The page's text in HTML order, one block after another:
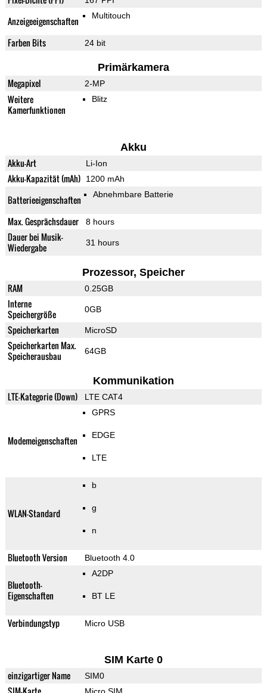
Anzeigeeigenschaften Multitouch
Farben Bits 24 bit
Primärkamera
Megapixel 2-MP
Weitere
Kamerfunktionen
Blitz
Akku
Akku-Art Li-Ion
Akku-Kapazität (mAh) 1200 mAh
Batterieeigenschaften Abnehmbare Batterie
Max. Gesprächsdauer 8 hours
Dauer bei Musik-
Wiedergabe
31 hours
Prozessor, Speicher
RAM 0.25GB
Interne
Speichergröße
0GB
Speicherkarten MicroSD
Speicherkarten Max.
Speicherausbau
64GB
Kommunikation
LTE-Kategorie (Down) LTE CAT4
Modemeigenschaften
GPRS
EDGE
LTE
WLAN-Standard
b
g
n
Bluetooth Version Bluetooth 4.0
Bluetooth-
Eigenschaften
A2DP
BT LE
Verbindungstyp Micro USB
SIM Karte 0
einzigartiger Name SIM0